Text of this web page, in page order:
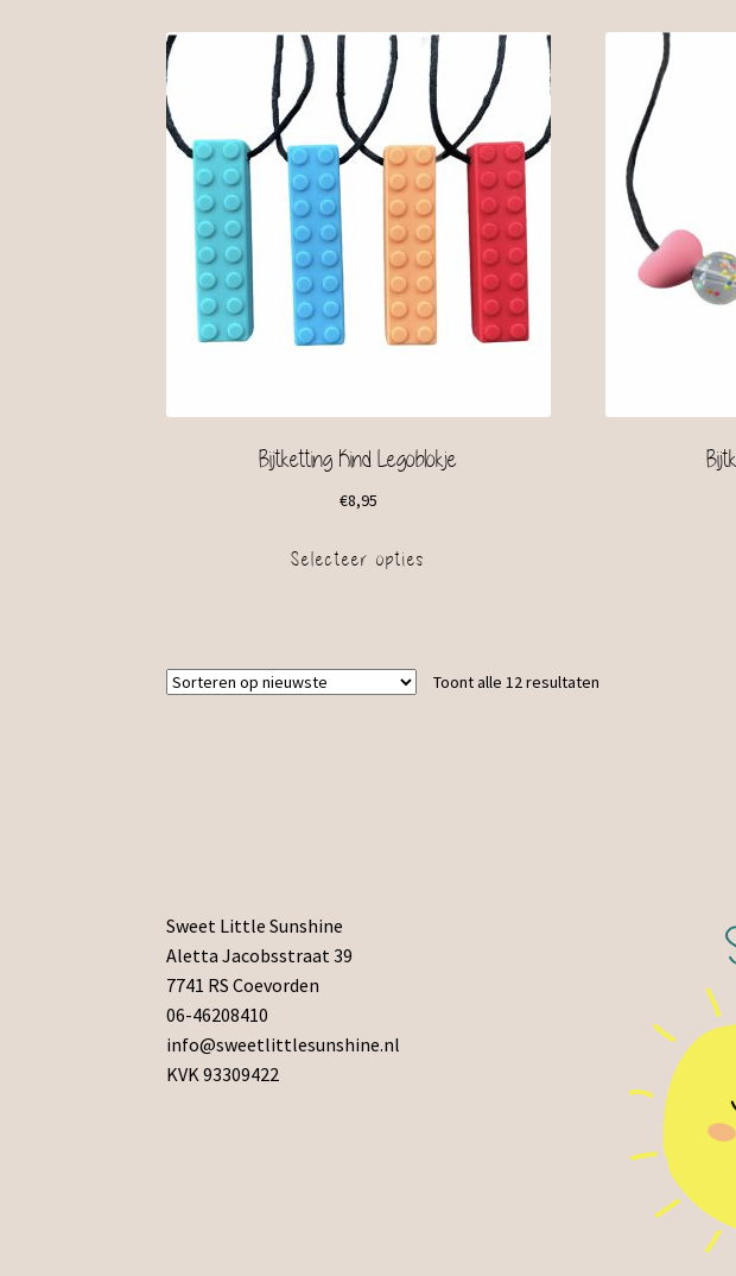
Bijtketting Kind Legoblokje
€8,95
Selecteer opties
Toont alle 12 resultaten
Sweet Little Sunshine
Aletta Jacobsstraat 39
7741 RS Coevorden
06-46208410
info@sweetlittlesunshine.nl
KVK 93309422